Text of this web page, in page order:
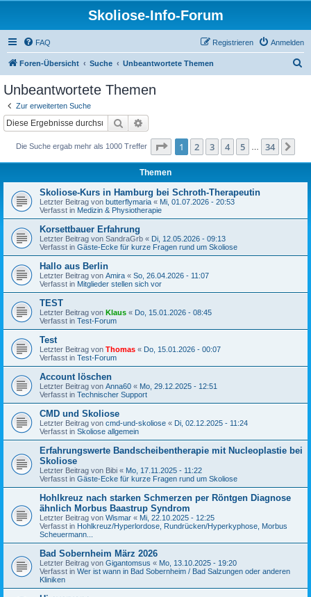
Skoliose-Info-Forum
FAQ Anmelden
Registrieren
Foren-Übersicht Suche Unbeantwortete Themen
Unbeantwortete Themen
Zur erweiterten Suche
Suche
Die Suche ergab mehr als 1000 Treffer Seite 1von 34
1 2 3 4 5 34
Themen
Skoliose-Kurs in Hamburg bei Schroth-Therapeutin
Letzter Beitrag von butterflymaria « Mi, 01.07.2026 - 20:53
Verfasst in Medizin & Physiotherapie
Korsettbauer Erfahrung
Letzter Beitrag von SandraGrb « Di, 12.05.2026 - 09:13
Verfasst in Gäste-Ecke für kurze Fragen rund um Skoliose
Hallo aus Berlin
Letzter Beitrag von Amira « So, 26.04.2026 - 11:07
Verfasst in Mitglieder stellen sich vor
TEST
Letzter Beitrag von Klaus « Do, 15.01.2026 - 08:45
Verfasst in Test-Forum
Test
Letzter Beitrag von Thomas « Do, 15.01.2026 - 00:07
Verfasst in Test-Forum
Account löschen
Letzter Beitrag von Anna60 « Mo, 29.12.2025 - 12:51
Verfasst in Technischer Support
CMD und Skoliose
Letzter Beitrag von cmd-und-skoliose « Di, 02.12.2025 - 11:24
Verfasst in Skoliose allgemein
Erfahrungswerte Bandscheibentherapie mit Nucleoplastie bei
Skoliose
Letzter Beitrag von Bibi « Mo, 17.11.2025 - 11:22
Verfasst in Gäste-Ecke für kurze Fragen rund um Skoliose
Hohlkreuz nach starken Schmerzen per Röntgen Diagnose
ähnlich Morbus Baastrup Syndrom
Letzter Beitrag von Wismar « Mi, 22.10.2025 - 12:25
Verfasst in Hohlkreuz/Hyperlordose, Rundrücken/Hyperkyphose, Morbus
Scheuermann...
Bad Sobernheim März 2026
Letzter Beitrag von Gigantomsus « Mo, 13.10.2025 - 19:20
Verfasst in Wer ist wann in Bad Sobernheim / Bad Salzungen oder anderen
Kliniken